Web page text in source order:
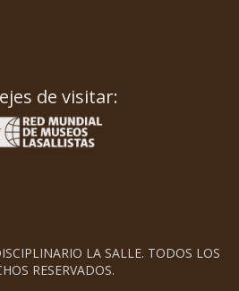
de visitar:
LA SALLE. TODOS LOS
RESERVADOS.